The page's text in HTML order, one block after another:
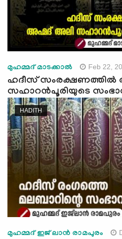
മുഹമ്മദ് മാടക്കാൽ Feb 22,
ഹദീസ് സംരക്ഷണത്തിൽ
സഹാറൻപൂരിയുടെ
HADITH
മുഹമ്മദ് ഇജ് ലാൻ രാമപുരം